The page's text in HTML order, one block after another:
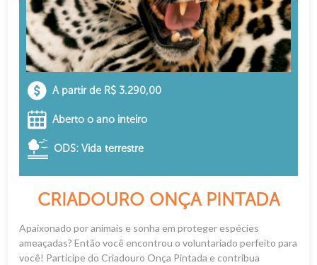
A partir de R$ 3.290,00
Aberto o ano inteiro
ODS: Vida terrestre
CRIADOURO ONÇA PINTADA
Apaixonado por animais e sonha em proteger espécies
ameaçadas? Então você encontrou o voluntariado perfeito para
você! Participe do Criadouro Onça Pintada e contribua